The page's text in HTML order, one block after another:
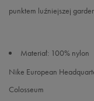
punktem luźniejszej
Materiał: 100% nylon
Nike European
Colosseum